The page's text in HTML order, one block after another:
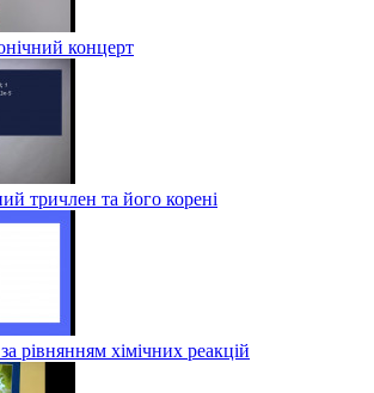
концерт
тричлен та його корені
рівнянням хімічних реакцій